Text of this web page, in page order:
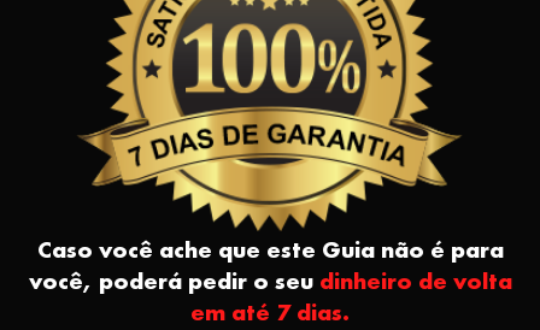
Caso você ache que este Guia não é para
você, poderá pedir o seu dinheiro de volta
em até 7 dias.